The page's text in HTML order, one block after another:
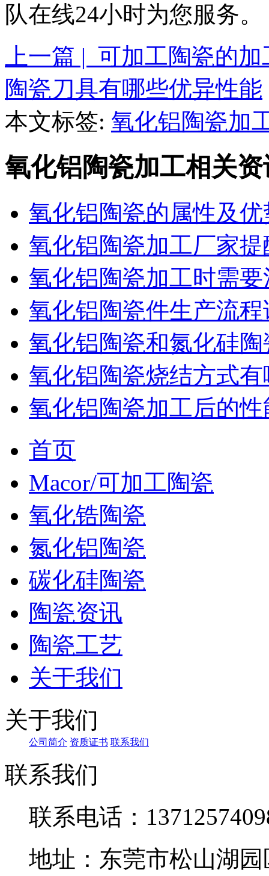
队在线24小时为您服务。
上一篇 | 可加工陶瓷的
陶瓷刀具有哪些优异性能
本文标签: 氧化铝陶瓷加
氧化铝陶瓷加工相关资
氧化铝陶瓷的属性及优
氧化铝陶瓷加工厂家提
氧化铝陶瓷加工时需
氧化铝陶瓷件生产流程
氧化铝陶瓷和氮化硅
氧化铝陶瓷烧结方式有
氧化铝陶瓷加工后的
首页
Macor/可加工陶瓷
氧化锆陶瓷
氮化铝陶瓷
碳化硅陶瓷
陶瓷资讯
陶瓷工艺
关于我们
关于我们
公司简介 资质证书 联系我们
联系我们
联系电话：
地址：东莞市松山湖